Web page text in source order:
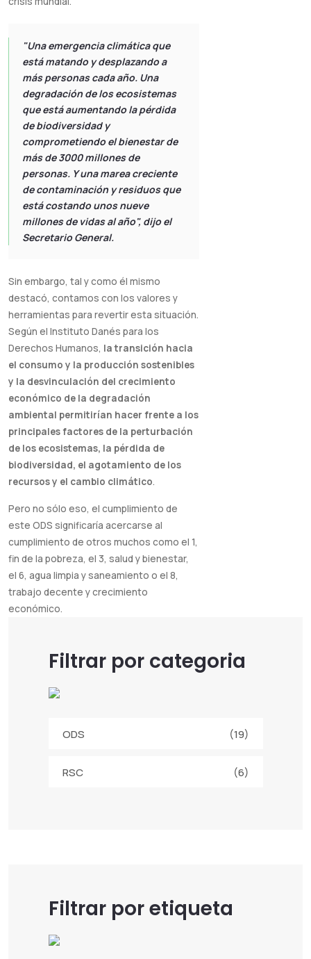
"Una emergencia climática que
está matando y desplazando a
más personas cada año. Una
degradación de los ecosistemas
que está aumentando la pérdida
de biodiversidad y
comprometiendo el bienestar de
más de 3000 millones de
personas. Y una marea creciente
de contaminación y residuos que
está costando unos nueve
millones de vidas al año", dijo el
Secretario General.
Sin embargo, tal y como él mismo
destacó, contamos con los valores y
herramientas para revertir esta situación.
Según el Instituto Danés para los
Derechos Humanos, la transición hacia
el consumo y la producción sostenibles
y la desvinculación del crecimiento
económico de la degradación
ambiental permitirían hacer frente a los
principales factores de la perturbación
de los ecosistemas, la pérdida de
biodiversidad, el agotamiento de los
recursos y el cambio climático.
Pero no sólo eso, el cumplimiento de
este ODS significaría acercarse al
cumplimiento de otros muchos como el 1,
fin de la pobreza, el 3, salud y bienestar,
el 6, agua limpia y saneamiento o el 8,
trabajo decente y crecimiento
económico.
Filtrar por categoria
ODS (19)
RSC (6)
Filtrar por etiqueta